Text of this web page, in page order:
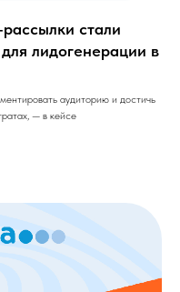
стали
лидогенерации в
аудиторию и достичь
— в кейсе